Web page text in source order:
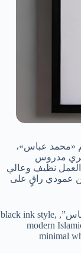
«محمد عباس»،
مدروس
العمل نظيف وعالي
عمودي راقٍ على
Elegant Arabic calligraphy of the name “محمد عباس”, black ink style,
modern
minimal